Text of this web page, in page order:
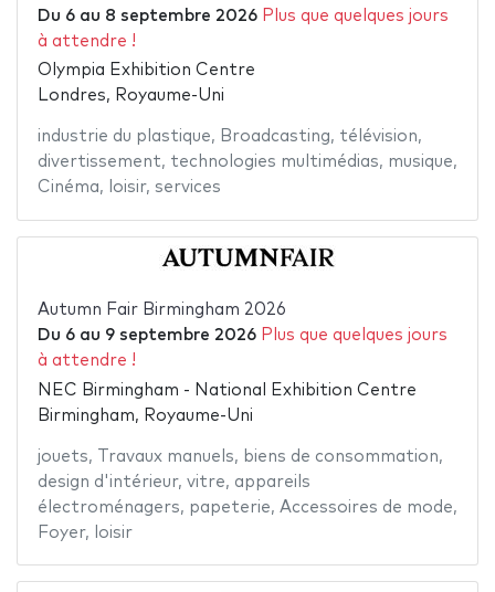
Du 6au 8 septembre 2026 Plus que quelques jours
à attendre !
Olympia Exhibition Centre
Londres, Royaume-Uni
industrie du plastique, Broadcasting, télévision,
divertissement, technologies multimédias, musique,
Cinéma, loisir, services
Autumn Fair Birmingham 2026
Du 6au 9 septembre 2026 Plus que quelques jours
à attendre !
NEC Birmingham - National Exhibition Centre
Birmingham, Royaume-Uni
jouets, Travaux manuels, biens de consommation,
design d'intérieur, vitre, appareils
électroménagers, papeterie, Accessoires de mode,
Foyer, loisir